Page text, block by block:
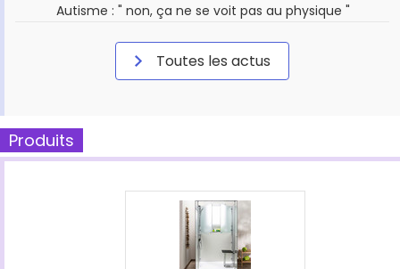
Autisme : " non, ça ne se voit pas au physique "
Toutes les actus
Produits